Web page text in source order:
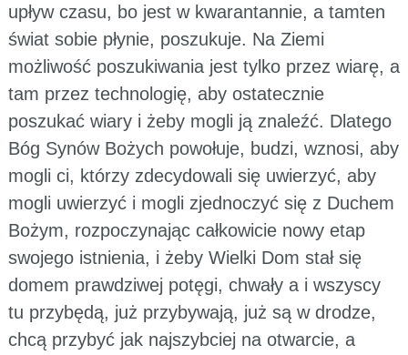
upływ czasu, bo jest w kwarantannie, a tamten
świat sobie płynie, poszukuje. Na Ziemi
możliwość poszukiwania jest tylko przez wiarę, a
tam przez technologię, aby ostatecznie
poszukać wiary i żeby mogli ją znaleźć. Dlatego
Bóg Synów Bożych powołuje, budzi, wznosi, aby
mogli ci, którzy zdecydowali się uwierzyć, aby
mogli uwierzyć i mogli zjednoczyć się z Duchem
Bożym, rozpoczynając całkowicie nowy etap
swojego istnienia, i żeby Wielki Dom stał się
domem prawdziwej potęgi, chwały a i wszyscy
tu przybędą, już przybywają, już są w drodze,
chcą przybyć jak najszybciej na otwarcie, a